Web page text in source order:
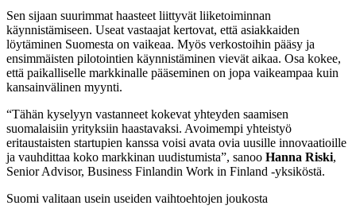
Sen sijaan suurimmat haasteet liittyvät liiketoiminnan
käynnistämiseen. Useat vastaajat kertovat, että asiakkaiden
löytäminen Suomesta on vaikeaa. Myös verkostoihin pääsy ja
ensimmäisten pilotointien käynnistäminen vievät aikaa. Osa kokee,
että paikalliselle markkinalle pääseminen on jopa vaikeampaa kuin
kansainvälinen myynti.
“Tähän kyselyyn vastanneet kokevat yhteyden saamisen
suomalaisiin yrityksiin haastavaksi. Avoimempi yhteistyö
eritaustaisten startupien kanssa voisi avata ovia uusille innovaatioille
ja vauhdittaa koko markkinan uudistumista”, sanoo Hanna Riski,
Senior Advisor, Business Finlandin Work in Finland -yksiköstä.
Suomi valitaan usein useiden vaihtoehtojen joukosta